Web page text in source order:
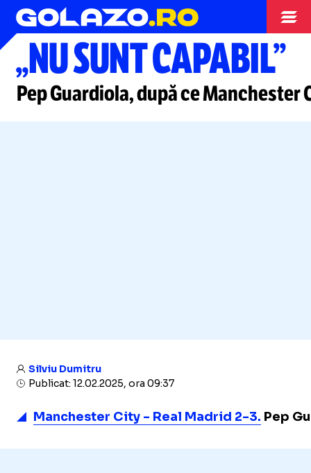
Liga Campionilor
„NU SUNT CAPABIL”
Pep Guardiola, după ce Manchester
Silviu Dumitru
Publicat: 12.02.2025, ora 09:37
Manchester City - Real Madrid 2-3. Pep